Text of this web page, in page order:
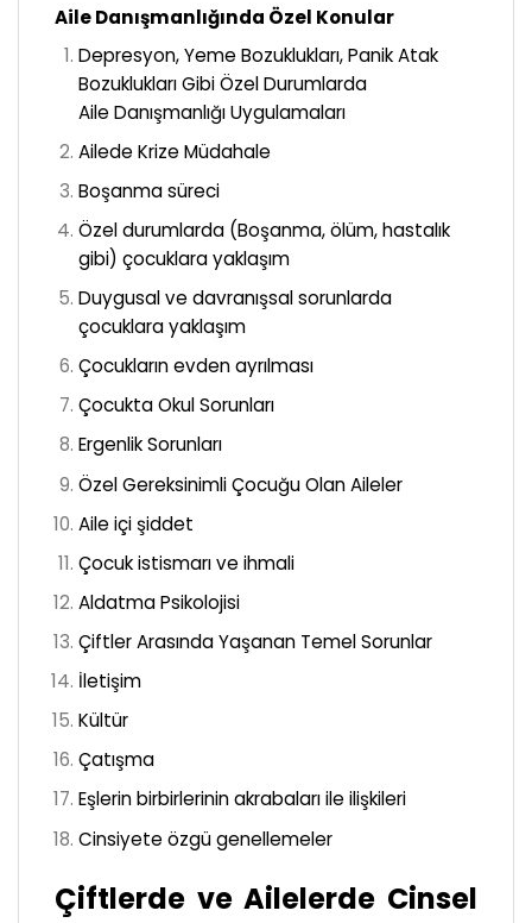
Aile Danışmanlığında Özel Konular
Depresyon, Yeme Bozuklukları, Panik Atak
Bozuklukları Gibi Özel Durumlarda
Aile Danışmanlığı Uygulamaları
Ailede Krize Müdahale
Boşanma süreci
Özel durumlarda (Boşanma, ölüm, hastalık
gibi) çocuklara yaklaşım
Duygusal ve davranışsal sorunlarda
çocuklara yaklaşım
Çocukların evden ayrılması
Çocukta Okul Sorunları
Ergenlik Sorunları
Özel Gereksinimli Çocuğu Olan Aileler
Aile içi şiddet
Çocuk istismarı ve ihmali
Aldatma Psikolojisi
Çiftler Arasında Yaşanan Temel Sorunlar
İletişim
Kültür
Çatışma
Eşlerin birbirlerinin akrabaları ile ilişkileri
Cinsiyete özgü genellemeler
Çiftlerde ve Ailelerde Cinsel